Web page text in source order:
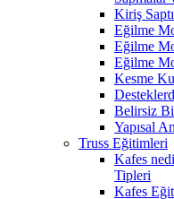
Kiriş
Eğilme
Eğilme
Eğilme
Kesme
Belirsiz
Yapısal
Truss Eğitimleri
Kafes
Tipleri
Kafes